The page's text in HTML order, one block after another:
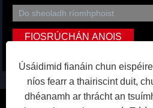
Úsáidimid fianáin chun
níos fearr a thairiscint duit,
dhéanamh ar thrácht an